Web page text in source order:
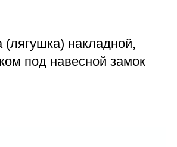
накладной,
под навесной замок